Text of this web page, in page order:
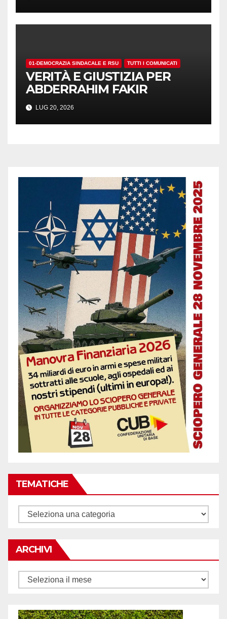
01-DEMOCRAZIA SINDACALE E RSU TUTTI I COMUNICATI
VERITÀ E GIUSTIZIA PER
ABDERRAHIM FAKIR
LUG 20, 2026
TEMATICHE
Tematiche
ARCHIVI
Archivi